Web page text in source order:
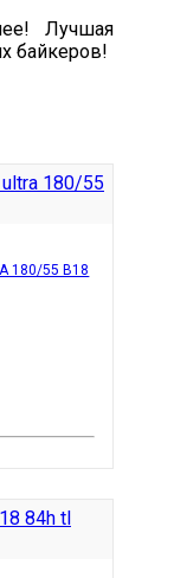
Лучшая
байкеров!
180/55 B18